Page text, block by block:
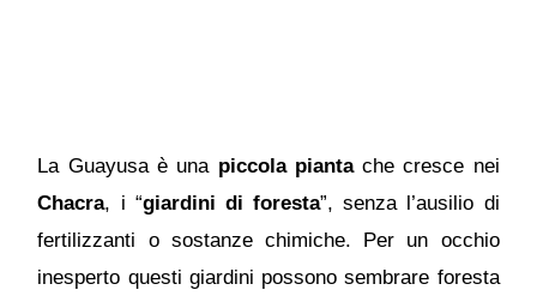
La Guayusa è una piccola piantache cresce nei
Chacra, i “giardini di foresta”, senza l’ausilio di
fertilizzanti o sostanze chimiche. Per un occhio
inesperto questi giardini possono sembrare foresta